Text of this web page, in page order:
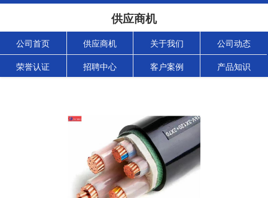
供应商机
公司首页 供应商机 关于我们 公司动态
荣誉认证 招聘中心 客户案例 产品知识